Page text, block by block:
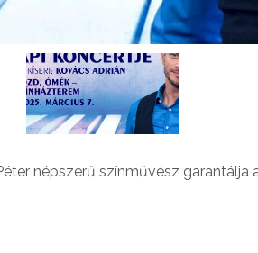
népszerű színművész garantálja